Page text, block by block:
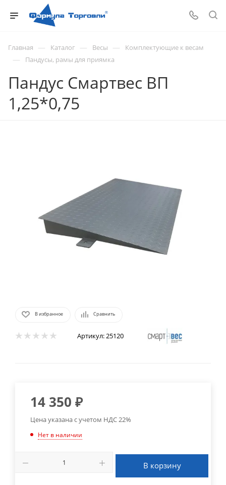
Главная — Каталог — Весы — Комплектующие к весам
— Пандусы, рамы для приямка
Пандус Смартвес ВП
1,25*0,75
В избранное Сравнить
Артикул:25120
14 350 ₽
Цена указана с учетом НДС 22%
Нет в наличии
В корзину